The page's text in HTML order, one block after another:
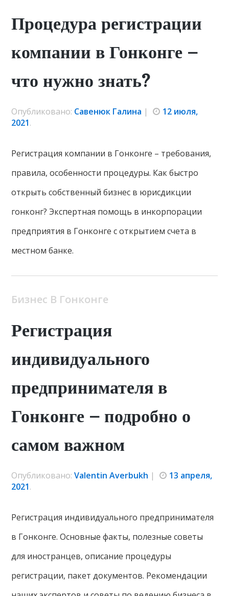
Процедура регистрации
компании в Гонконге –
что нужно знать?
Опубликовано: Савенюк Галина |
12 июля,
2021.
Регистрация компании в Гонконге – требования,
правила, особенности процедуры. Как быстро
открыть собственный бизнес в юрисдикции
гонконг? Экспертная помощь в инкорпорации
предприятия в Гонконге с открытием счета в
местном банке.
Бизнес В Гонконге
Регистрация
индивидуального
предпринимателя в
Гонконге – подробно о
самом важном
Опубликовано:Valentin Averbukh |
13 апреля,
2021.
Регистрация индивидуального предпринимателя
в Гонконге. Основные факты, полезные советы
для иностранцев, описание процедуры
регистрации, пакет документов. Рекомендации